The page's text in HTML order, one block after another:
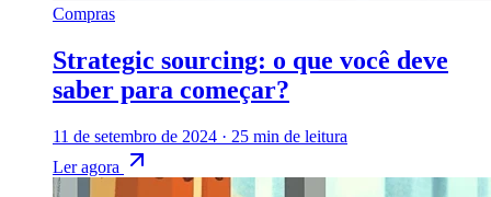
Compras
Strategic sourcing: o que você deve
saber para começar?
11 de setembro de 2024 · 25 min de leitura
Ler agora